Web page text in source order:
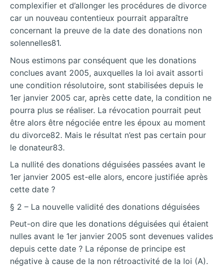
complexifier et d’allonger les procédures de divorce
car un nouveau contentieux pourrait apparaître
concernant la preuve de la date des donations non
solennelles81.
Nous estimons par conséquent que les donations
conclues avant 2005, auxquelles la loi avait assorti
une condition résolutoire, sont stabilisées depuis le
1er janvier 2005 car, après cette date, la condition ne
pourra plus se réaliser. La révocation pourrait peut
être alors être négociée entre les époux au moment
du divorce82. Mais le résultat n’est pas certain pour
le donateur83.
La nullité des donations déguisées passées avant le
1er janvier 2005 est-elle alors, encore justifiée après
cette date ?
§ 2 – La nouvelle validité des donations déguisées
Peut-on dire que les donations déguisées qui étaient
nulles avant le 1er janvier 2005 sont devenues valides
depuis cette date ? La réponse de principe est
négative à cause de la non rétroactivité de la loi (A).